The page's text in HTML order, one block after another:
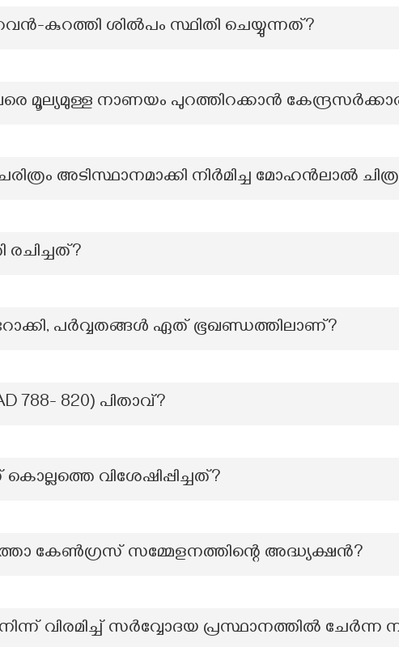
കുറത്തി ശില്‍പം സ്ഥിതി ചെയ്യുന്നത്?
മൂല്യമുള്ള നാണയം പുറത്തിറക്കാൻ
അടിസ്ഥാനമാക്കി നിർമിച്ച മോഹൻലാൽ
റോക്കി, പർവ്വതങ്ങൾ ഏത് ഭൂഖണ്ഡത്തിലാണ്?
788- 820) പിതാവ്?
വിശേഷിപ്പിച്ചത്?
കേൺഗ്രസ് സമ്മേളനത്തിന്റെ അദ്ധ്യക്ഷൻ?
വിരമിച്ച് സർവ്വോദയ പ്രസ്ഥാനത്തിൽ